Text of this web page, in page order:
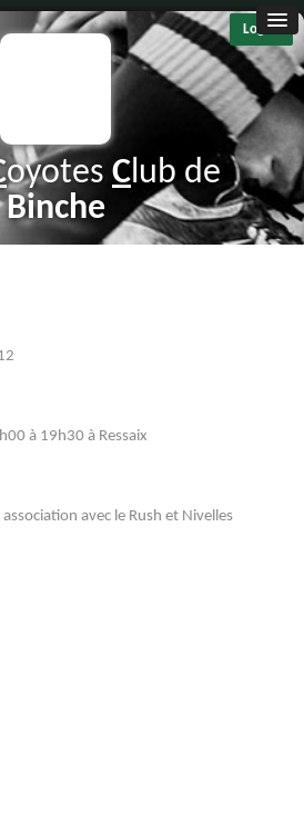
Log in
oyotes Club de
Binche
à 19h30 à Ressaix
avec le Rush et Nivelles